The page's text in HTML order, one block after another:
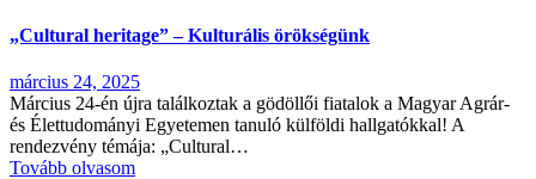
„Cultural heritage” – Kulturális örökségünk
március 24, 2025
Március 24-én újra találkoztak a gödöllői fiatalok a Magyar Agrár-
és Élettudományi Egyetemen tanuló külföldi hallgatókkal! A
rendezvény témája: „Cultural…
Tovább olvasom